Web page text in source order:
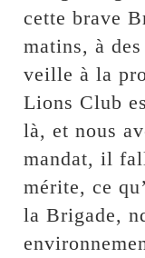
cette brave
matins, à
veille à la
Lions Club
là, et nous
mandat, il
mérite, ce
la Brigade,